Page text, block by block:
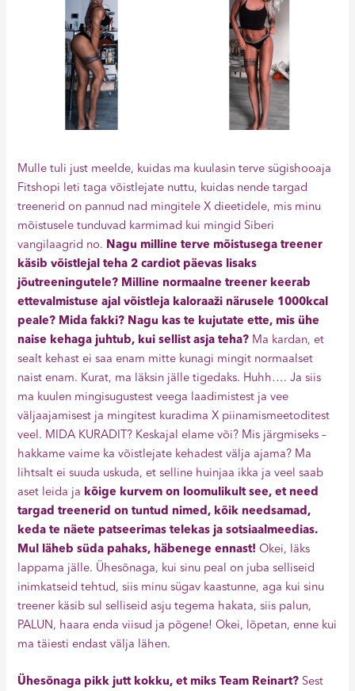
Mulle tuli just meelde, kuidas ma kuulasin terve sügishooaja
Fitshopi leti taga võistlejate nuttu, kuidas nende targad
treenerid on pannud nad mingitele X dieetidele, mis minu
mõistusele tunduvad karmimad kui mingid Siberi
vangilaagrid no. Nagu milline terve mõistusega treener
käsib võistlejal teha 2 cardiot päevas lisaks
jõutreeningutele? Milline normaalne treener keerab
ettevalmistuse ajal võistleja kaloraaži närusele 1000kcal
peale? Mida fakki? Nagu kas te kujutate ette, mis ühe
naise kehaga juhtub, kui sellist asja teha? Ma kardan, et
sealt kehast ei saa enam mitte kunagi mingit normaalset
naist enam. Kurat, ma läksin jälle tigedaks. Huhh…. Ja siis
ma kuulen mingisugustest veega laadimistest ja vee
väljaajamisest ja mingitest kuradima X piinamismeetoditest
veel. MIDA KURADIT? Keskajal elame või? Mis järgmiseks –
hakkame vaime ka võistlejate kehadest välja ajama? Ma
lihtsalt ei suuda uskuda, et selline huinjaa ikka ja veel saab
aset leida ja kõige kurvem on loomulikult see, et need
targad treenerid on tuntud nimed, kõik needsamad,
keda te näete patseerimas telekas ja sotsiaalmeedias.
Mul läheb süda pahaks, häbenege ennast! Okei, läks
lappama jälle. Ühesõnaga, kui sinu peal on juba selliseid
inimkatseid tehtud, siis minu sügav kaastunne, aga kui sinu
treener käsib sul selliseid asju tegema hakata, siis palun,
PALUN, haara enda viisud ja põgene! Okei, lõpetan, enne kui
ma täiesti endast välja lähen.
Ühesõnaga pikk jutt kokku, et miks Team Reinart? Sest